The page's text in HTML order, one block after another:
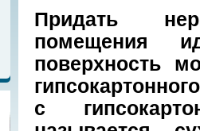
Придать
помещения
поверхность
с